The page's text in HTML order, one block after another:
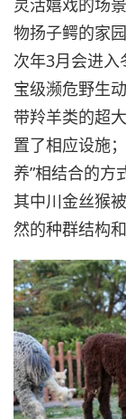
灵活嬉戏的场
物扬子鳄的家
次年3月会进入
宝级濒危野生
带羚羊类的超
置了相应设施
养”相结合的方
其中川金丝猴
然的种群结构